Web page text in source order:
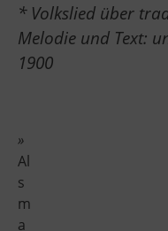
* Volkslied über
Melodie und Text:
1900
»
Al
s
m
a